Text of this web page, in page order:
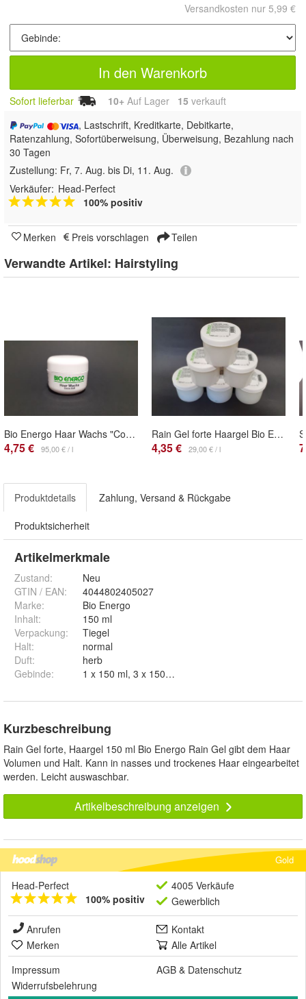
Versandkosten nur 5,99 €
In den Warenkorb
Sofort lieferbar 10+ Auf Lager 15 verkauft
, Lastschrift, Kreditkarte, Debitkarte,
Ratenzahlung, Sofortüberweisung, Überweisung, Bezahlung nach
30 Tagen
Zustellung: Fr, 7. Aug. bis Di, 11. Aug.
Verkäufer: Head-Perfect
100% positiv
Merken Preis vorschlagen Teilen
Verwandte Artikel: Hairstyling
Bio Energo Haar Wachs "Cocos" 50 ml
4,75 € 95,00 € / l
Rain Gel forte Haargel Bio Energo
4,35 € 29,00 € / l
Produktdetails Zahlung, Versand & Rückgabe
Produktsicherheit
Artikelmerkmale
Zustand:
Neu
GTIN / EAN:
4044802405027
Marke:
Bio Energo
Inhalt:
150 ml
Verpackung:
Tiegel
Halt:
normal
Duft:
herb
Gebinde:
Kurzbeschreibung
Rain Gel forte, Haargel 150 ml Bio Energo Rain Gel gibt dem Haar
Volumen und Halt. Kann in nasses und trockenes Haar eingearbeitet
werden. Leicht auswaschbar.
Artikelbeschreibung anzeigen
Gold
Head-Perfect
100% positiv
4005 Verkäufe
Gewerblich
Anrufen
Kontakt
Merken
Alle Artikel
Impressum
AGB & Datenschutz
Widerrufsbelehrung